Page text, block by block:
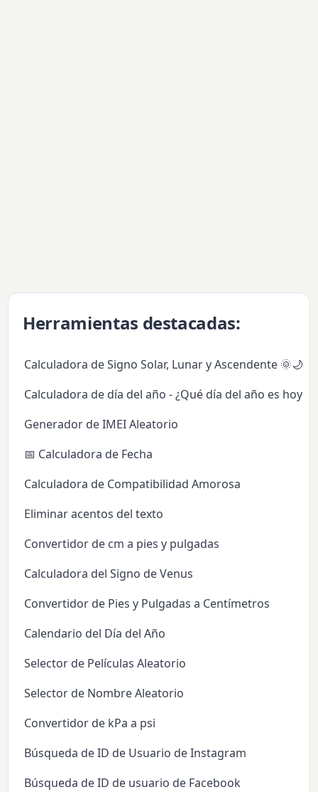
Herramientas destacadas:
Calculadora de Signo Solar, Lunar y Ascendente 🌞🌙✨
Calculadora de día del año - ¿Qué día del año es hoy?
Generador de IMEI Aleatorio
📅 Calculadora de Fecha
Calculadora de Compatibilidad Amorosa
Eliminar acentos del texto
Convertidor de cm a pies y pulgadas
Calculadora del Signo de Venus
Convertidor de Pies y Pulgadas a Centímetros
Calendario del Día del Año
Selector de Películas Aleatorio
Selector de Nombre Aleatorio
Convertidor de kPa a psi
Búsqueda de ID de Usuario de Instagram
Búsqueda de ID de usuario de Facebook